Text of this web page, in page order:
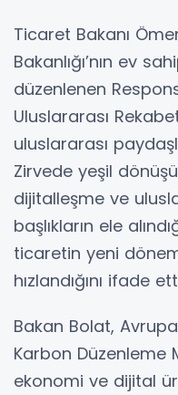
Ticaret Bakanı
Bakanlığı’nın ev
düzenlenen
Uluslararası
uluslararası
Zirvede yeşil
dijitalleşme ve
başlıkların ele
ticaretin yeni
hızlandığını ifade
Bakan Bolat, Avrupa
Karbon Düzenleme
ekonomi ve dijital